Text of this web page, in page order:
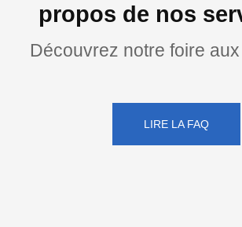
propos de nos
Découvrez notre foire
LIRE LA FAQ